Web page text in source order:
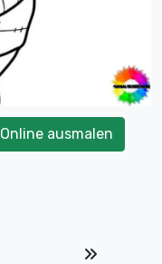
Online ausmalen